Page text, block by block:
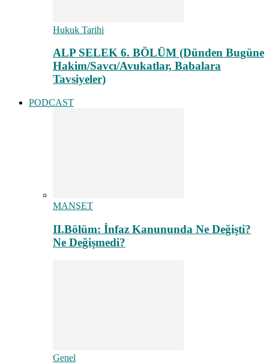
Hukuk Tarihi
ALP SELEK 6. BÖLÜM (Dünden Bugüne
Hakim/Savcı/Avukatlar, Babalara
Tavsiyeler)
PODCAST
MANŞET
II.Bölüm: İnfaz Kanununda Ne Değişti?
Ne Değişmedi?
Genel